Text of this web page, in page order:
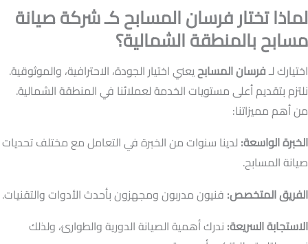
لماذا تختار فرسان المسابح كـ شركة صيانة
مسابح بالمنطقة الشمالية؟
اختيارك لـفرسان المسابحيعني اختيار الجودة، الاحترافية، والموثوقية.
نلتزم بتقديم أعلى مستويات الخدمة لعملائنا في المنطقة الشمالية.
من أهم مميزاتنا:
الخبرة الواسعة:لدينا سنوات من الخبرة في التعامل مع مختلف تحديات
صيانة المسابح.
الفريق المتخصص: فنيون مدربون ومجهزون بأحدث الأدوات والتقنيات.
الاستجابة السريعة: ندرك أهمية الصيانة الدورية والطوارئ، ولذلك